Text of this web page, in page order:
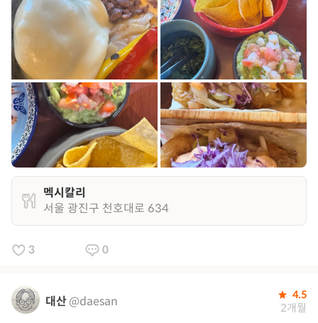
멕시칼리
서울 광진구 천호대로 634
3 0
대산@daesan 4.5
2개월